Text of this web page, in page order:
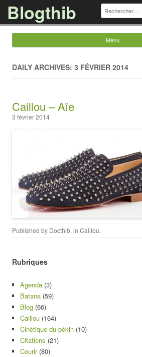
Blogthib Rechercher :
Menu
DAILY ARCHIVES: 3 FÉVRIER 2014
Caillou – Aïe
3 février 2014
Published by Docthib, in Caillou.
Rubriques
Agenda (3)
Batana (59)
Blog (66)
Caillou (164)
Cinétique du pékin (10)
Citations (21)
Courir(80)